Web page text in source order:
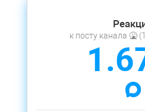
к посту канала 🤮